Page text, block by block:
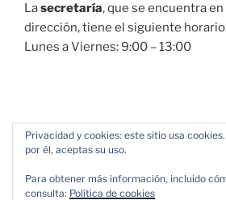
Lasecretaría, que se encuentra
dirección, tiene el siguiente
Lunes a Viernes: 9:00 – 13:00
Privacidad y cookies: este sitio usa
por él, aceptas su uso.
Para obtener más información, incluido
consulta: Política de cookies